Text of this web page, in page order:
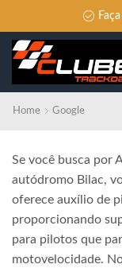
Equipe Club Trackday
Home Google
Se você busca por
autódromo Bilac,
oferece auxílio de
proporcionando
para pilotos que
motovelocidade.